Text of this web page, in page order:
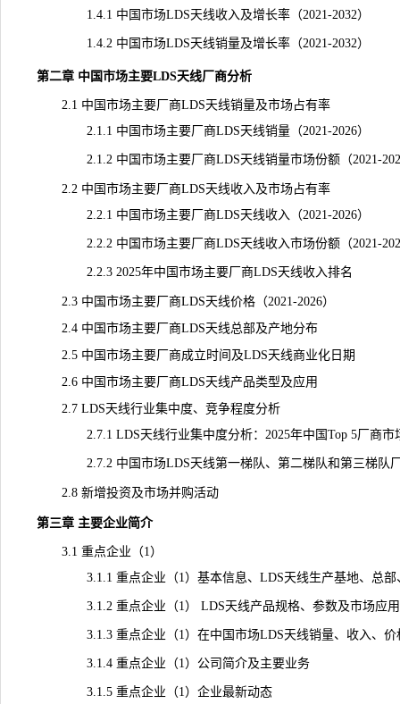
1.4.1 中国市场LDS天线收入及增长率（2021-2032）
1.4.2 中国市场LDS天线销量及增长率（2021-2032）
第二章 中国市场主要LDS天线厂商分析
2.1 中国市场主要厂商LDS天线销量及市场占有率
2.1.1 中国市场主要厂商LDS天线销量（2021-2026）
2.1.2 中国市场主要厂商LDS天线销量市场份额（2021-
2.2 中国市场主要厂商LDS天线收入及市场占有率
2.2.1 中国市场主要厂商LDS天线收入（2021-2026）
2.2.2 中国市场主要厂商LDS天线收入市场份额（2021-
2.2.3 2025年中国市场主要厂商LDS天线收入排名
2.3 中国市场主要厂商LDS天线价格（2021-2026）
2.4 中国市场主要厂商LDS天线总部及产地分布
2.5 中国市场主要厂商成立时间及LDS天线商业化日期
2.6 中国市场主要厂商LDS天线产品类型及应用
2.7 LDS天线行业集中度、竞争程度分析
2.7.1 LDS天线行业集中度分析：2025年中国Top 5厂商市
2.7.2 中国市场LDS天线第一梯队、第二梯队和第三梯队
2.8 新增投资及市场并购活动
第三章 主要企业简介
3.1 重点企业（1）
3.1.1 重点企业（1）基本信息、LDS天线生产基地、总部
3.1.2 重点企业（1） LDS天线产品规格、参数及市场应用
3.1.3 重点企业（1）在中国市场LDS天线销量、收入、价格
3.1.4 重点企业（1）公司简介及主要业务
3.1.5 重点企业（1）企业最新动态